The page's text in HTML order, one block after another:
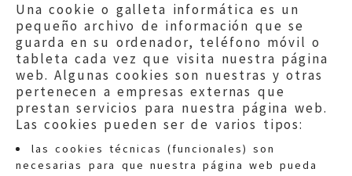
Una cookie o galleta informática es un
pequeño archivo de información que se
guarda en su ordenador, teléfono móvil o
tableta cada vez que visita nuestra página
web. Algunas cookies son nuestras y otras
pertenecen a empresas externas que
prestan servicios para nuestra página web.
Las cookies pueden ser de varios tipos:
las cookies técnicas (funcionales) son
necesarias para que nuestra página web pueda